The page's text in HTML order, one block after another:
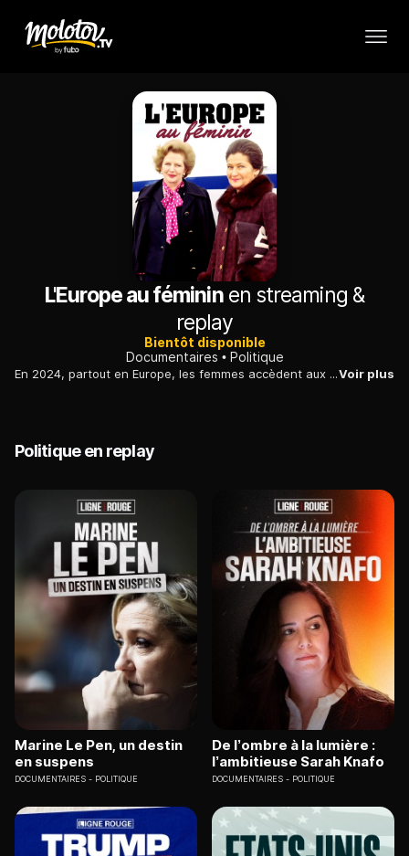
L'Europe au fémininen streaming &
replay
Bientôt disponible
Documentaires
Politique
En 2024, partout en Europe, les femmes accèdent aux plus hauts postes de pouvoir. La politique et l'économie, notamment, ne sont plus des domaines réservés aux hommes. Mais par quels moyens ont-elles réussi leur ascension ?Voir plus
Politique en replay
Marine Le Pen, un destin
en suspens
DOCUMENTAIRES POLITIQUE
De l’ombre à la lumière :
l’ambitieuse Sarah Knafo
DOCUMENTAIRES POLITIQUE